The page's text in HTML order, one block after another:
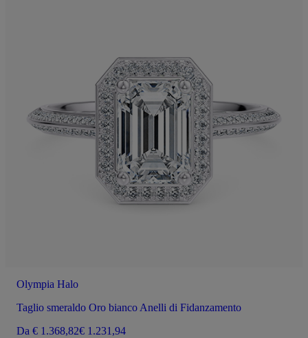
Olympia Halo
Taglio smeraldo Oro bianco Anelli di Fidanzamento
Da € 1.368,82€ 1.231,94